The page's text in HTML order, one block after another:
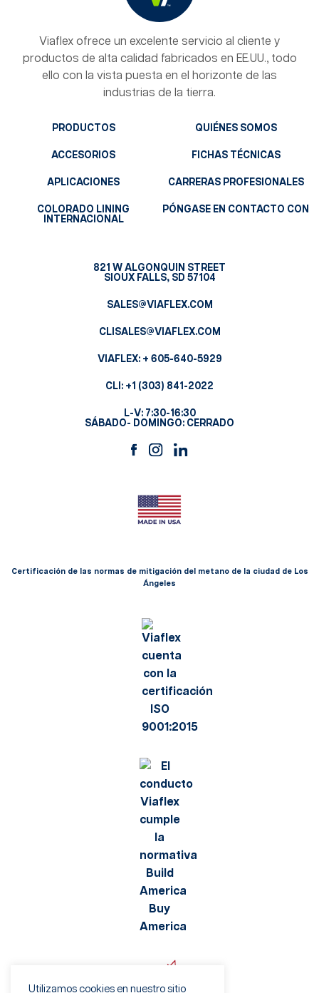
Viaflex ofrece un excelente servicio al cliente y
productos de alta calidad fabricados en EE.UU., todo
ello con la vista puesta en el horizonte de las
industrias de la tierra.
PRODUCTOS
ACCESORIOS
APLICACIONES
COLORADO LINING
INTERNACIONAL
QUIÉNES SOMOS
FICHAS TÉCNICAS
CARRERAS PROFESIONALES
PÓNGASE EN CONTACTO CON
821 W ALGONQUIN STREET
SIOUX FALLS, SD 57104
SALES@VIAFLEX.COM
CLISALES@VIAFLEX.COM
VIAFLEX: + 605-640-5929
CLI: +1 (303) 841-2022
L-V: 7:30-16:30
SÁBADO- DOMINGO: CERRADO
Certificación de las normas de mitigación del metano de la ciudad de Los
Ángeles
Utilizamos cookies en nuestro sitio